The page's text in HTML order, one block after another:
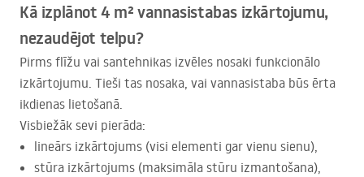
Kā izplānot 4 m² vannasistabas izkārtojumu,
nezaudējot telpu?
Pirms flīžu vai santehnikas izvēles nosaki funkcionālo
izkārtojumu. Tieši tas nosaka, vai vannasistaba būs ērta
ikdienas lietošanā.
Visbiežāk sevi pierāda:
lineārs izkārtojums (visi elementi gar vienu sienu),
stūra izkārtojums (maksimāla stūru izmantošana),